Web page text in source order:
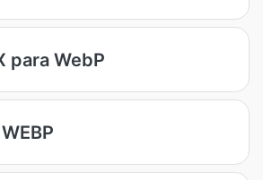
para WebP